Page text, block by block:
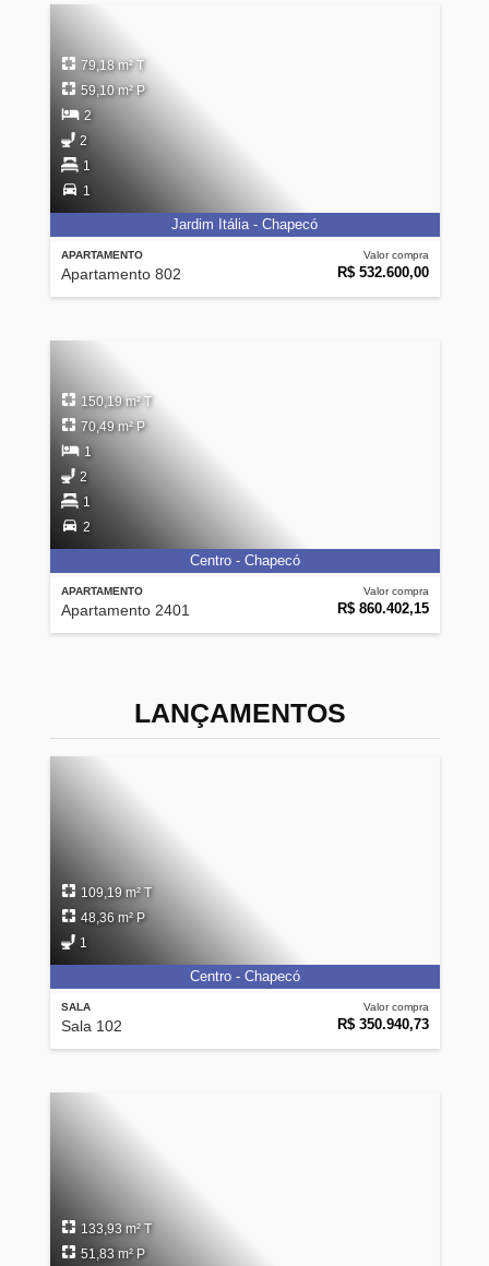
APARTAMENTO
Apartamento 802
Valor compra
R$ 532.600,00
79,18 m² T
59,10 m² P
2
2
1
1
Jardim Itália - Chapecó
APARTAMENTO
Apartamento 2401
Valor compra
R$ 860.402,15
150,19 m² T
70,49 m² P
1
2
1
2
Centro - Chapecó
LANÇAMENTOS
SALA
Sala 102
Valor compra
R$ 350.940,73
109,19 m² T
48,36 m² P
1
Centro - Chapecó
133,93 m² T
51,83 m² P